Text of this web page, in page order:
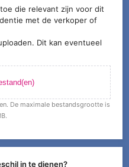
die relevant zijn voor dit
met de verkoper of
Dit kan eventueel
De maximale bestandsgrootte is
in te dienen?